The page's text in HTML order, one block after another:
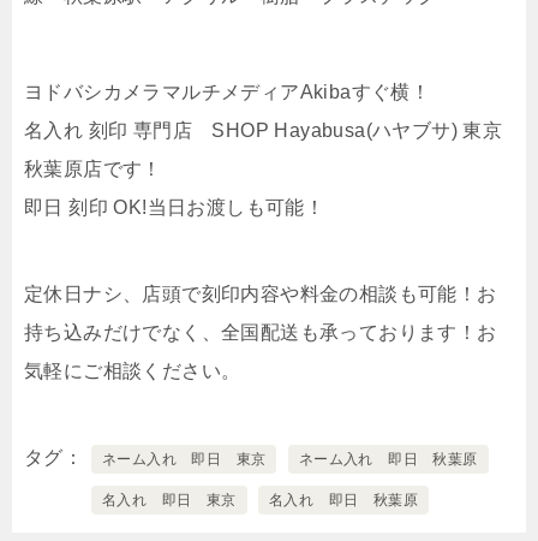
ヨドバシカメラマルチメディアAkibaすぐ横！
名入れ 刻印 専門店 SHOP Hayabusa(ハヤブサ) 東京
秋葉原店です！
即日 刻印 OK!当日お渡しも可能！
定休日ナシ、店頭で刻印内容や料金の相談も可能！お
持ち込みだけでなく、全国配送も承っております！お
気軽にご相談ください。
タグ ネーム入れ 即日 東京 ネーム入れ 即日 秋葉原
名入れ 即日 東京 名入れ 即日 秋葉原